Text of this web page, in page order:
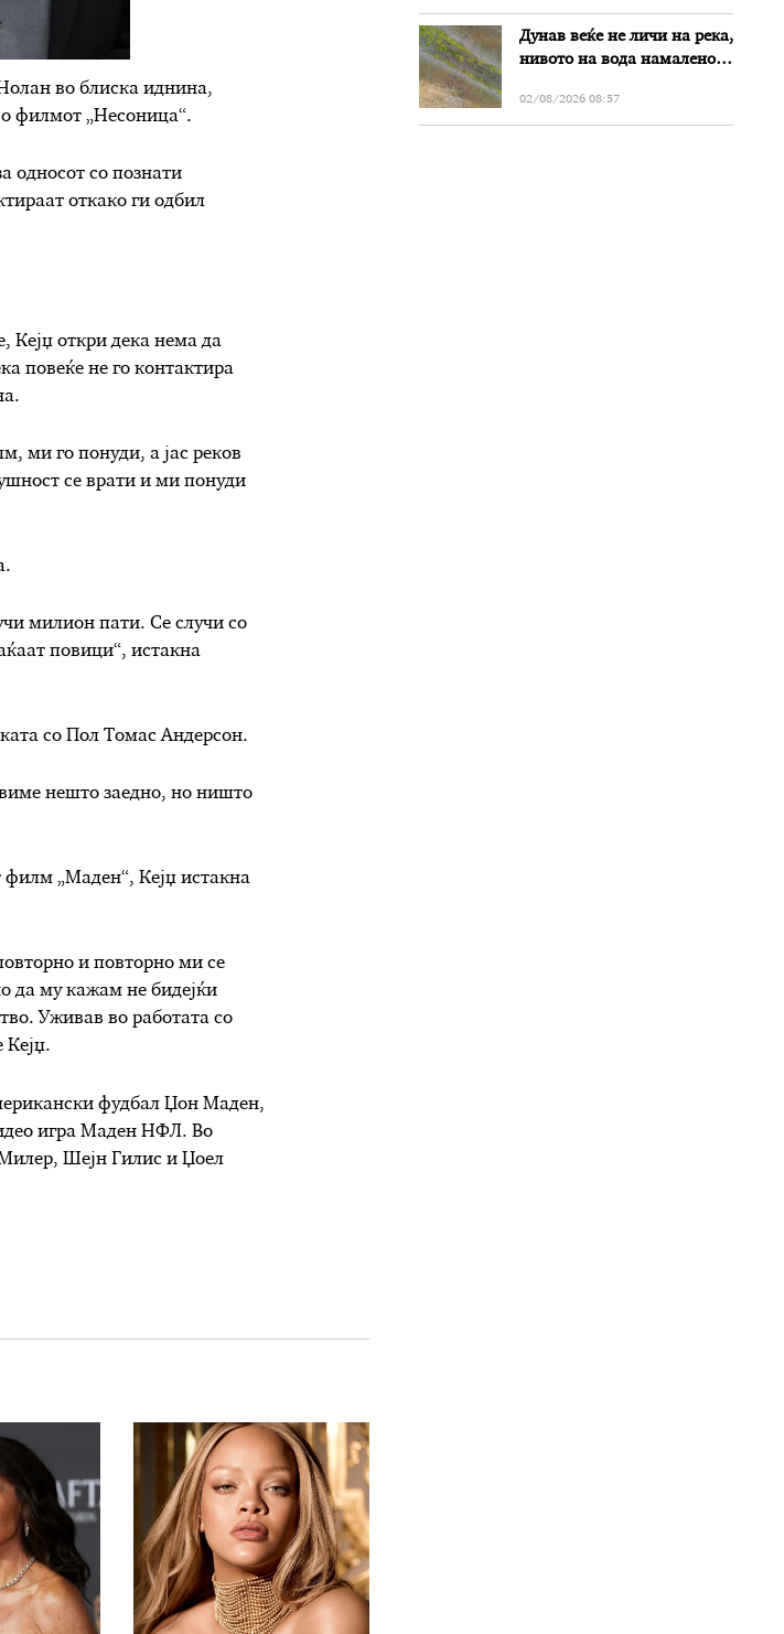
во блиска иднина,
филмот „Несоница“.
односот со познати
откако ги одбил
Кејџ откри дека нема да
повеќе не го контактира
ми го понуди, а јас реков
се врати и ми понуди
милион пати. Се случи со
повици“, истакна
со Пол Томас Андерсон.
нешто заедно, но ништо
филм „Маден“, Кејџ истакна
и повторно ми се
да му кажам не бидејќи
Уживав во работата со
Кејџ.
фудбал Џон Маден,
игра Маден НФЛ. Во
Шејн Гилис и Џоел
Дунав веќе не личи на река,
нивото на вода намалено
Бугарија
02/08/2026 08:57